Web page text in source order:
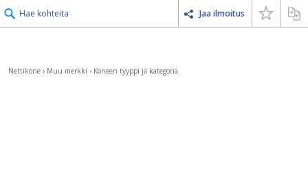
Hae kohteita Jaa ilmoitus
Nettikone › Muu merkki › Koneen tyyppi ja kategoria